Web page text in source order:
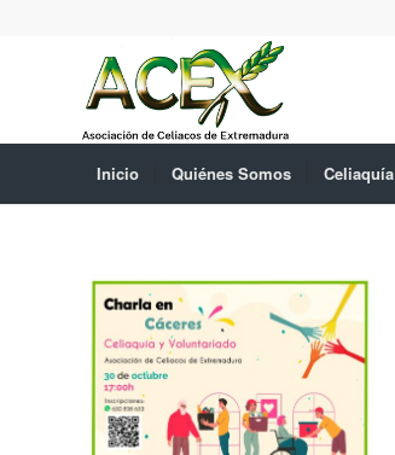
Inicio Quiénes Somos Celiaquía